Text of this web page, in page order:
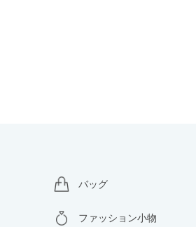
バッグ
ファッション小物